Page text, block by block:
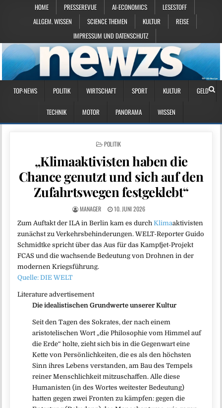
HOME PRESSEREVUE AI-ECONOMICS
LESESTOFF
ALLGEM. WISSEN
SCIENCE THEMEN KULTUR
REISE
IMPRESSUM UND DATENSCHUTZ
TOP-NEWS POLITIK WIRTSCHAFT SPORT KULTUR GELD
TECHNIK MOTOR PANORAMA WISSEN
POSTED IN
POLITIK
„Klimaaktivisten haben die
Chance genutzt und sich auf den
Zufahrtswegen festgeklebt“
MANAGER 10. JUNI 2026
Zum Auftakt der ILA in Berlin kam es durchKlimaaktivisten
zunächst zu Verkehrsbehinderungen. WELT-Reporter Guido
Schmidtke spricht über das Aus für das Kampfjet-Projekt
FCAS und die wachsende Bedeutung von Drohnen in der
modernen Kriegsführung.
Quelle: DIE WELT
Literature advertisement
Die idealistischen Grundwerte unserer Kultur
Seit den Tagen des Sokrates, der nach einem
aristotelischen Wort „die Philosophie vom Himmel auf
die Erde“ holte, zieht sich bis in die Gegenwart eine
Kette von Persönlichkeiten, die es als den höchsten
Sinn ihres Lebens verstanden, am Bau des Tempels
reiner Menschlichkeit mitzuschaffen. Alle diese
Humanisten (in des Wortes weitester Bedeutung)
hatten gegen zwei Fronten zu kämpfen: gegen die